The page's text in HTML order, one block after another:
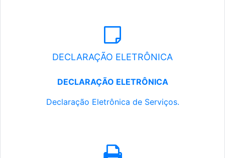
DECLARAÇÃO ELETRÔNICA
DECLARAÇÃO ELETRÔNICA
Declaração Eletrônica de Serviços.